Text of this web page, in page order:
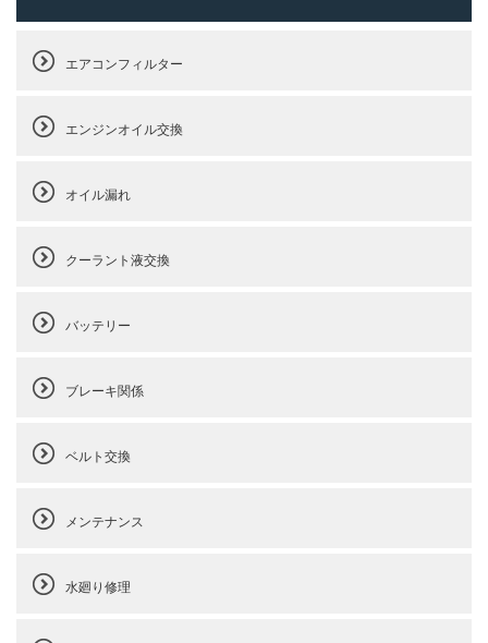
エアコンフィルター
エンジンオイル交換
オイル漏れ
クーラント液交換
バッテリー
ブレーキ関係
ベルト交換
メンテナンス
水廻り修理